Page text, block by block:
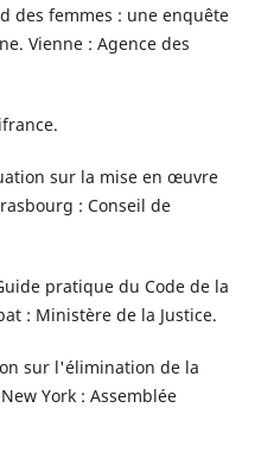
des femmes : une enquête
Vienne : Agence des
sur la mise en œuvre
: Conseil de
pratique du Code de la
: Ministère de la Justice.
sur l'élimination de la
York : Assemblée